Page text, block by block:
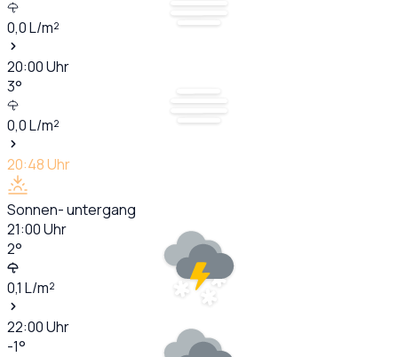
0,0L/m²
20:00Uhr
3°
0,0L/m²
20:48Uhr
Sonnen- untergang
21:00Uhr
2°
0,1 L/m²
22:00Uhr
-1°